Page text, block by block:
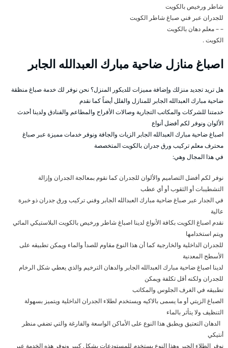
شاطر ورخيص بالكويت
للجدران عبر فني صباغ شاطر الكويت
– – معلم دهان بالكويت
الكويت .
اصباغ منازل ضاحية مبارك العبدالله الجابر
هل تريد تجديد منزلك وإضافة مميزات للديكور المنزل؟ نحن نوفر لك خدمة صباغ منظقة
ضاحية مبارك العبدالله الجابر للمنازل والفلل أيضاً كما نقدم
خدمتنا للشركات والمكاتب التجارية وصالات الأفراح والمطاعم والفنادق ولدينا أحدث
الألوان ونوفر لكم أفضل أنواع
اصباغ ضاحية مبارك العبدالله الجابر الزيات والجافة ونوفر خدمات مميزة عبر صباغ
محترف معلم تركيب ورق جدران بالكويت المتخصصة
في هذا المجال وهي:
نوفر لكم أفضل التصاميم والألوان للجدران كما نقوم بمعالجة الجدران وإزالة
التشطيبات أو الثقوب أو أي عطب
في الجدار عبر صباغ ضاحية مبارك العبدالله الجابر وفني تركيب ورق جدران ذو خبرة
عالية
نقدم اصباغ الكويت بكافة الأنواع لدينا اصباغ شاطر ورخيص بالكويت البلاستيكي المائي
ويتم استخدامها
للجدران الداخلية والخارجية كما أن هذا النوع مقاوم للصدأ والماء ويمكن تطبيقه على
الأسطح المعدنية
لدينا اصباغ ضاحية مبارك العبدالله الجابر والدهان الترخيم والذي يعطي شكل الرخام
للجدران ولكنه أقل تكلفة ويمكن
تطبيقه في الغرف الجلوس والمكاتب
الصباغ الزيتي أو ما يسمى بالاكيه ويستخدم لطلاء الجدران الداخلية ويتميز بسهولة
التنظيف ولا يتأثر بالماء
الدهان التعتيق ويطبق هذا النوع على الأماكن الواسعة والفارغة والتي تضفي منظر
أنتيكي
نوفر الطلاء الجير وهذا النوع يستخدم للمستودعات بشكل كبير ونوفر هذه الخدمة عبر